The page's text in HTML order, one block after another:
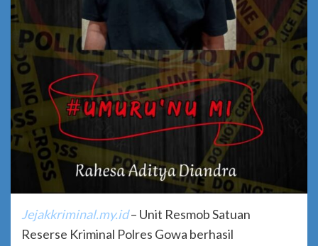
Jejakkriminal.my.id– Unit Resmob Satuan
Reserse Kriminal Polres Gowa berhasil